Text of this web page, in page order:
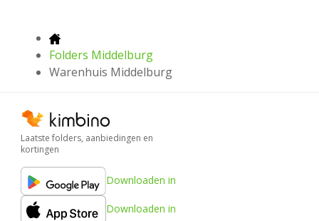
Folders Middelburg
Warenhuis Middelburg
Laatste folders, aanbiedingen en
kortingen
Downloaden in
Downloaden in